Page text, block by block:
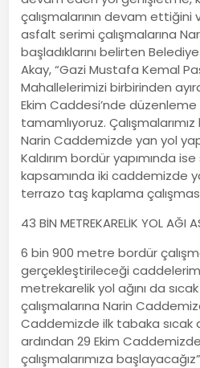
çalışmalarının devam ettiğini
asfalt serimi çalışmalarına
başladıklarını belirten
Akay, “Gazi Mustafa Kemal
Mahallelerimizi birbirinden
Ekim Caddesi’nde düzenleme
tamamlıyoruz.
Narin Caddemizde yan yol
Kaldırım bordür yapımında
kapsamında iki caddemizde
terrazo taş kaplama
43 BİN METREKARELİK YOL AĞI
6 bin 900 metre bordür
gerçekleştirileceği
metrekarelik yol ağını da
çalışmalarına Narin
Caddemizde ilk tabaka sıcak
ardından 29 Ekim
çalışmalarımıza